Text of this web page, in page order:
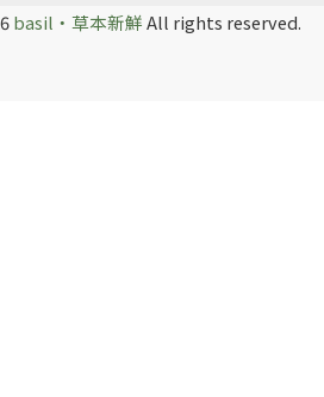
basil‧草本新鮮All rights reserved.